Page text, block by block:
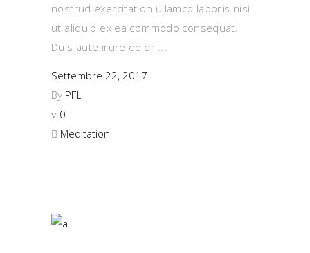
nostrud exercitation ullamco laboris nisi
ut aliquip ex ea commodo consequat.
Duis aute irure dolor
Settembre 22, 2017
By PFL
0
Meditation